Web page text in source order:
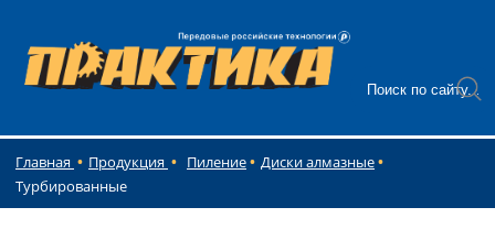
Главная Продукция Пиление
Диски алмазные
Турбированные